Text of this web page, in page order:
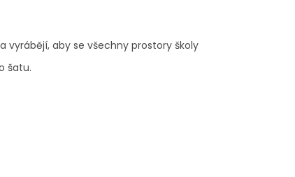
vyrábějí, aby se všechny prostory školy
šatu.